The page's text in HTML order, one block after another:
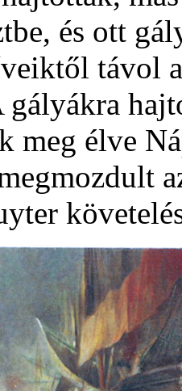
és ott
távol
meg élve